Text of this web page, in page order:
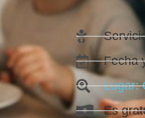
Fecha
Lugar:
Es